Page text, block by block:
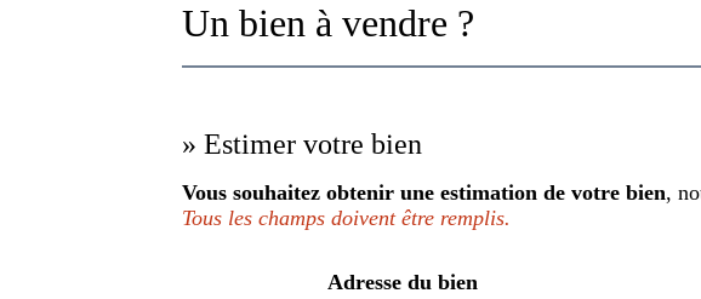
Un bien à vendre ?
» Estimer votre bien
Vous souhaitez obtenir une estimation de votre bien,
Tous les champs doivent être remplis.
Adresse du bien